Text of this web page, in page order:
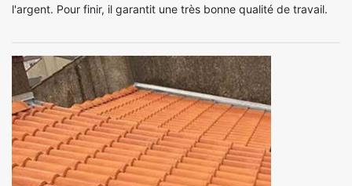
l'argent. Pour finir, il garantit une très bonne qualité de travail.